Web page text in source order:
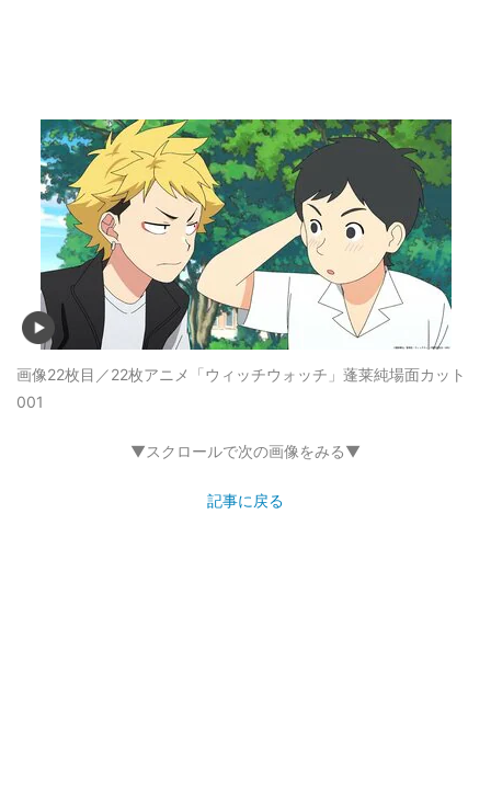
画像22枚目／22枚アニメ「ウィッチウォッチ」蓬莱純場面カット
001
▼スクロールで次の画像をみる▼
記事に戻る